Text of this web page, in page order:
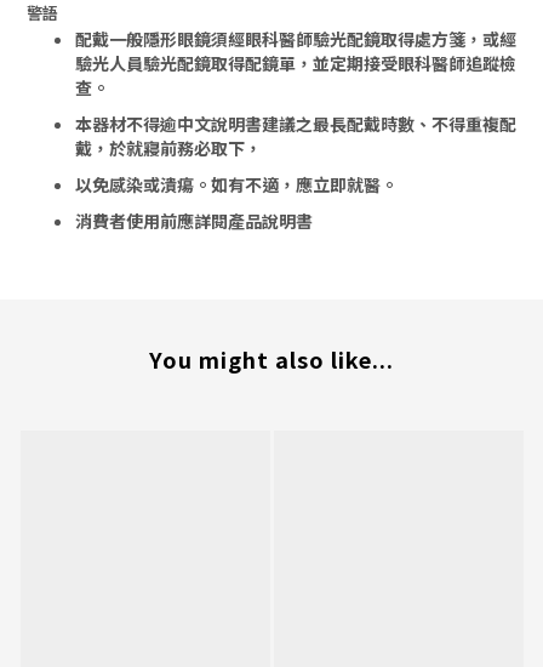
警語
配戴一般隱形眼鏡須經眼科醫師驗光配鏡取得處方箋，或經
驗光人員驗光配鏡取得配鏡單，並定期接受眼科醫師追蹤檢
查。
本器材不得逾中文說明書建議之最長配戴時數、不得重複配
戴，於就寢前務必取下，
以免感染或潰瘍。 如有不適，應立即就醫。
消費者使用前應詳閱產品說明書
You might also like...